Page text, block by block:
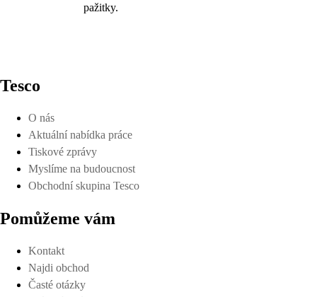
pažitky.
Tesco
O nás
Aktuální nabídka práce
Tiskové zprávy
Myslíme na budoucnost
Obchodní skupina Tesco
Pomůžeme vám
Kontakt
Najdi obchod
Časté otázky